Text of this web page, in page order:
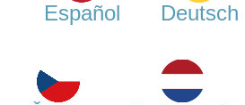
Español Deutsch